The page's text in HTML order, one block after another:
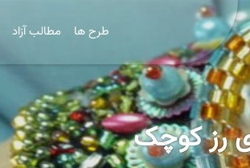
طرح ها مطالب آزاد
رز کوچک